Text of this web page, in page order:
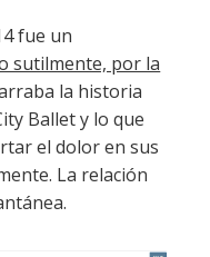
fue un
sutilmente, por la
la historia
Ballet y lo que
el dolor en sus
La relación